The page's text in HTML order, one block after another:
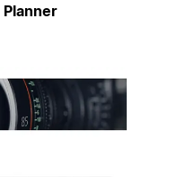
Planner